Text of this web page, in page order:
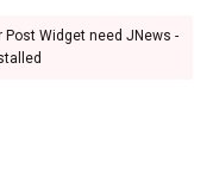
Post Widget need JNews -